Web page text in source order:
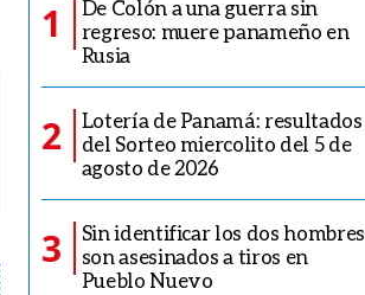
1
De Colón a una guerra sin
regreso: muere panameño en
Rusia
2
Lotería de Panamá: resultados
del Sorteo miercolito del 5 de
agosto de 2026
3
Sin identificar los dos hombres
son asesinados a tiros en
Pueblo Nuevo